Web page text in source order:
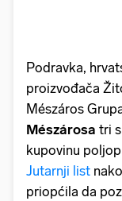
Podravka,
proizvođača
Mészáros
Mészárosa tri
kupovinu
Jutarnji list
priopćila da